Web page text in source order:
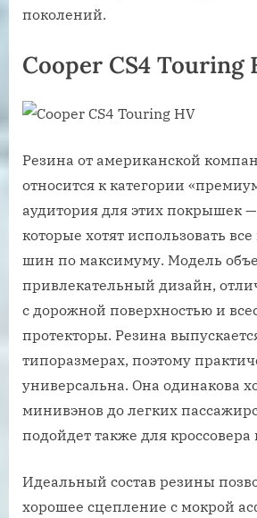
поколений.
Cooper CS4
Резина от американской
относится к категории
аудитория для этих покрышек
которые хотят использовать
шин по максимуму. Модель
привлекательный дизайн,
с дорожной поверхностью и
протекторы. Резина
типоразмерах, поэтому
универсальна. Она одинакова
минивэнов до легких
подойдет также для
Идеальный состав резины
хорошее сцепление с мокрой